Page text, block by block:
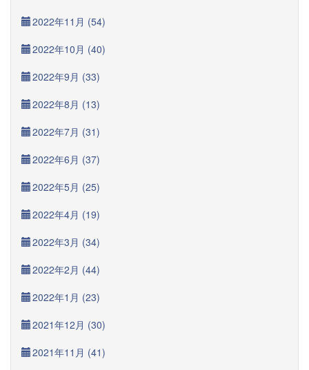
2022年11月 (54)
2022年10月 (40)
2022年9月 (33)
2022年8月 (13)
2022年7月 (31)
2022年6月 (37)
2022年5月 (25)
2022年4月 (19)
2022年3月 (34)
2022年2月 (44)
2022年1月 (23)
2021年12月 (30)
2021年11月 (41)